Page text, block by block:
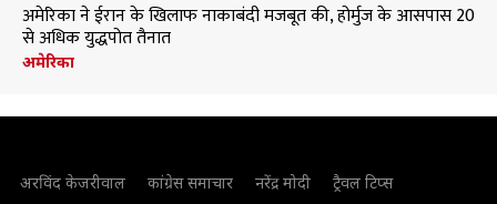
अमेरिका ने ईरान के खिलाफ नाकाबंदी मजबूत की, होर्मुज के आसपास 20
से अधिक युद्धपोत तैनात
अमेरिका
अरविंद केजरीवाल कांग्रेस समाचार नरेंद्र मोदी
ट्रैवल टिप्स